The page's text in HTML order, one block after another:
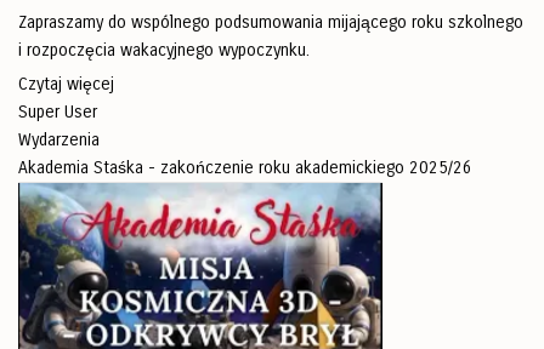
Zapraszamy do wspólnego podsumowania mijającego roku szkolnego
i rozpoczęcia wakacyjnego wypoczynku.
Czytaj więcej
Super User
Wydarzenia
Akademia Staśka - zakończenie roku akademickiego 2025/26